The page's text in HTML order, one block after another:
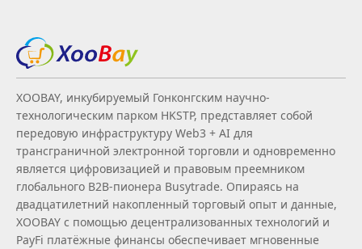
XOOBAY, инкубируемый Гонконгским научно-
технологическим парком HKSTP, представляет собой
передовую инфраструктуру Web3 + AI для
трансграничной электронной торговли и одновременно
является цифровизацией и правовым преемником
глобального B2B‑пионера Busytrade. Опираясь на
двадцатилетний накопленный торговый опыт и данные,
XOOBAY с помощью децентрализованных технологий и
PayFi платёжные финансы обеспечивает мгновенные